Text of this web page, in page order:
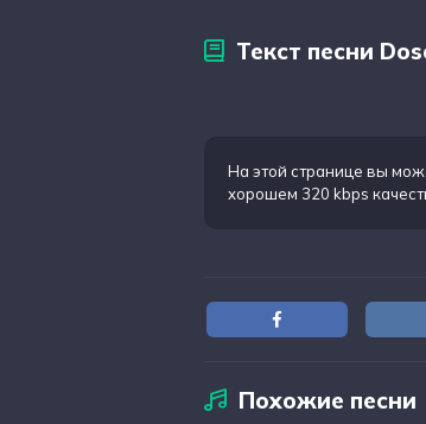
Текст песни
На этой странице вы
хорошем 320 kbps
Похожие песни